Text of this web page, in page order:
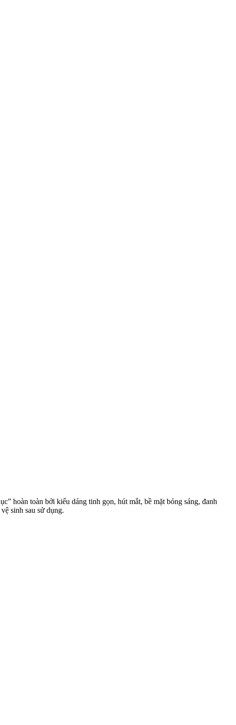
hoàn toàn bởi kiểu dáng tinh gọn, hút mắt, bề mặt bóng sáng, đanh
sinh sau sử dụng.